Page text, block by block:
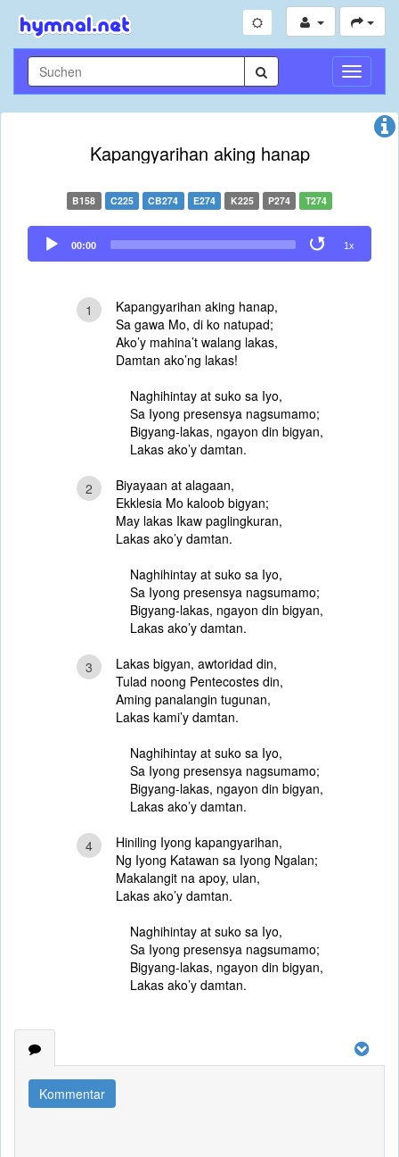
Kapangyarihan aking hanap
B158 C225 CB274 E274 K225 P274 T274
Audio
Player
00:00 1x
1
Kapangyarihan aking hanap,
Sa gawa Mo, di ko natupad;
Ako’y mahina’t walang lakas,
Damtan ako’ng lakas!
Naghihintay at suko sa Iyo,
Sa Iyong presensya nagsumamo;
Bigyang-lakas, ngayon din bigyan,
Lakas ako’y damtan.
2
Biyayaan at alagaan,
Ekklesia Mo kaloob bigyan;
May lakas Ikaw paglingkuran,
Lakas ako’y damtan.
Naghihintay at suko sa Iyo,
Sa Iyong presensya nagsumamo;
Bigyang-lakas, ngayon din bigyan,
Lakas ako’y damtan.
3
Lakas bigyan, awtoridad din,
Tulad noong Pentecostes din,
Aming panalangin tugunan,
Lakas kami’y damtan.
Naghihintay at suko sa Iyo,
Sa Iyong presensya nagsumamo;
Bigyang-lakas, ngayon din bigyan,
Lakas ako’y damtan.
4
Hiniling Iyong kapangyarihan,
Ng Iyong Katawan sa Iyong Ngalan;
Makalangit na apoy, ulan,
Lakas ako’y damtan.
Naghihintay at suko sa Iyo,
Sa Iyong presensya nagsumamo;
Bigyang-lakas, ngayon din bigyan,
Lakas ako’y damtan.
Kommentar